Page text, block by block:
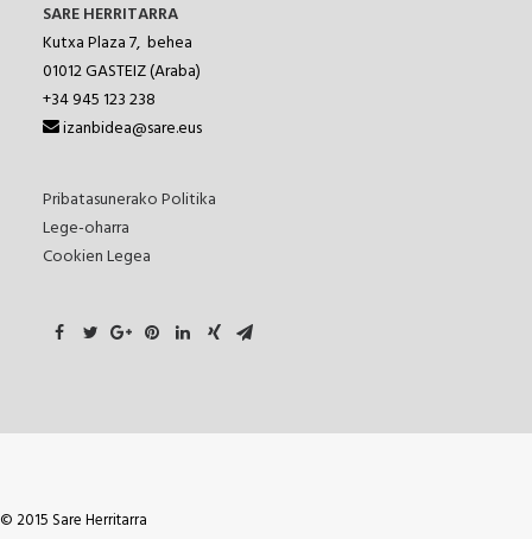
SARE HERRITARRA
Kutxa Plaza 7, behea
01012GASTEIZ (Araba)
+34 945 123 238
izanbidea@sare.eus
Pribatasunerako Politika
Lege-oharra
Cookien Legea
© 2015 Sare Herritarra